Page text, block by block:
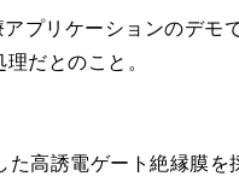
リケーションのデ
だとのこと。
高誘電ゲート絶縁膜